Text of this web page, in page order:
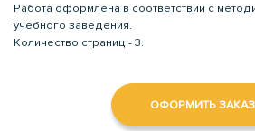
Работа оформлена в соответствии с
учебного заведения.
Количество страниц - 3.
ОФОРМИТЬ ЗАКАЗ